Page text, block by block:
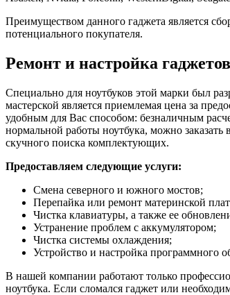
Преимуществом данного гаджета является
потенциального покупателя.
Ремонт и настройка
Специально для ноутбуков этой марки был
мастерской является приемлемая цена за
удобным для Вас способом: безналичным
нормальной работы ноутбука, можно
скучного поиска комплектующих.
Предоставляем следующие услуги:
Смена северного и южного мостов;
Перепайка или ремонт материнской
Чистка клавиатуры, а также ее
Устранение проблем с аккумулятором;
Чистка системы охлаждения;
Устройство и настройка программного
В нашей компании работают только
ноутбука. Если сломался гаджет или